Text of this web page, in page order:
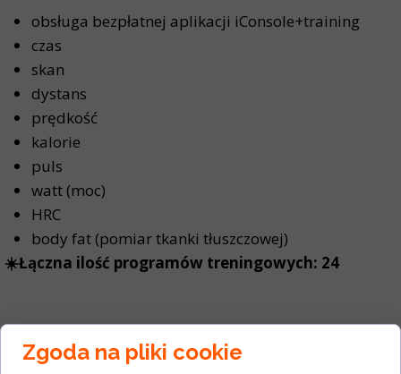
obsługa bezpłatnej aplikacji iConsole+training
czas
skan
dystans
prędkość
kalorie
puls
watt (moc)
HRC
body fat (pomiar tkanki tłuszczowej)
☀️Łączna ilość programów treningowych: 24
DANE TECHNICZNE
✅Wymiary po rozłożeniu:
Zgoda na pliki cookie